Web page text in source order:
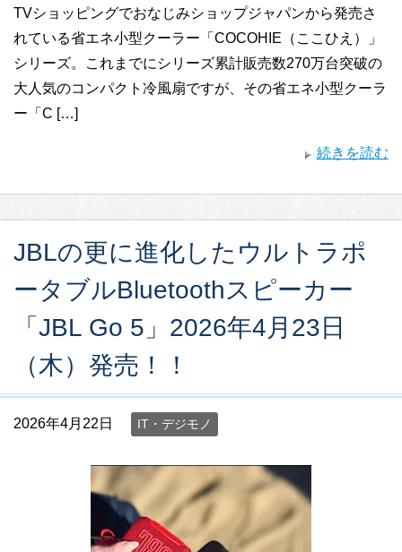
TVショッピングでおなじみショップジャパンから発売さ
れている省エネ小型クーラー「COCOHIE（ここひえ）」
シリーズ。これまでにシリーズ累計販売数270万台突破の
大人気のコンパクト冷風扇ですが、その省エネ小型クーラ
ー「C […]
続きを読む
JBLの更に進化したウルトラポ
ータブルBluetoothスピーカー
「JBL Go 5」2026年4月23日
（木）発売！！
2026年4月22日 IT・デジモノ